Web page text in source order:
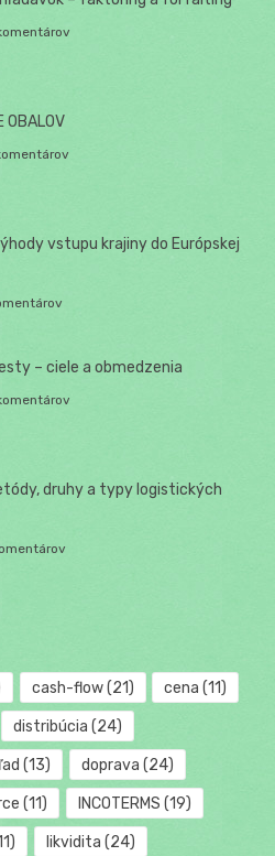
OBALOV
vstupu krajiny do Európskej
– ciele a obmedzenia
druhy a typy logistických
cash-flow(21) cena (11)
distribúcia (24)
(13) doprava (24)
(11) INCOTERMS (19)
likvidita (24)